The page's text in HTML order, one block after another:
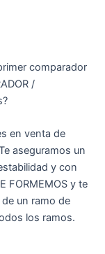
comparador
/
en venta de
aseguramos un
y con
FORMEMOS y te
un ramo de
los ramos.